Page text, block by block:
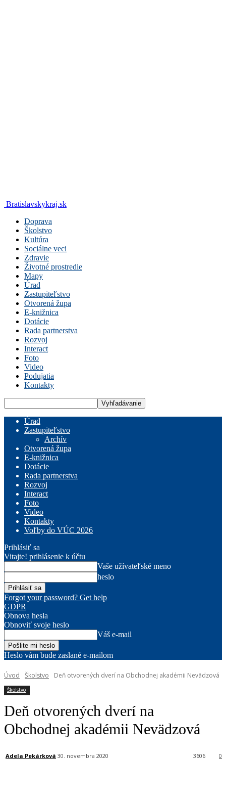
Bratislavskykraj.sk
Doprava
Školstvo
Kultúra
Sociálne veci
Zdravie
Životné prostredie
Mapy
Úrad
Zastupiteľstvo
Otvorená župa
E-knižnica
Dotácie
Rada partnerstva
Rozvoj
Interact
Foto
Video
Podujatia
Kontakty
Úrad
Zastupiteľstvo
Archív
Otvorená župa
E-knižnica
Dotácie
Rada partnerstva
Rozvoj
Interact
Foto
Video
Kontakty
Voľby do VÚC 2026
Prihlásiť sa
Vitajte! prihlásenie k účtu
Vaše užívateľské meno
heslo
Forgot your password? Get help
GDPR
Obnova hesla
Obnoviť svoje heslo
Váš e-mail
Heslo vám bude zaslané e-mailom
Úvod Školstvo Deň otvorených dverí na Obchodnej akadémii Nevädzová
Školstvo
Deň otvorených dverí na
Obchodnej akadémii Nevädzová
Adela Pekárková 30. novembra 2020 0
3606